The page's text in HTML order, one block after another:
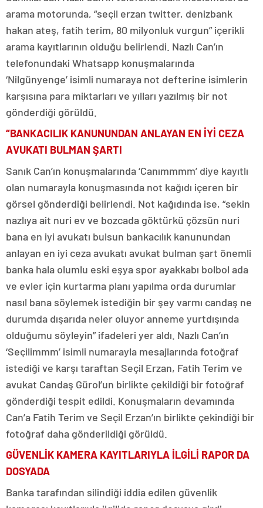
arama motorunda, “seçil erzan twitter, denizbank
hakan ateş, fatih terim, 80 milyonluk vurgun” içerikli
arama kayıtlarının olduğu belirlendi. Nazlı Can’ın
telefonundaki Whatsapp konuşmalarında
‘Nilgünyenge’ isimli numaraya not defterine isimlerin
karşısına para miktarları ve yılları yazılmış bir not
gönderdiği görüldü.
“BANKACILIK KANUNUNDAN ANLAYAN EN İYİ CEZA
AVUKATI BULMAN ŞARTI
Sanık Can’ın konuşmalarında ‘Canımmmm’ diye kayıtlı
olan numarayla konuşmasında not kağıdı içeren bir
görsel gönderdiği belirlendi. Not kağıdında ise, “sekin
nazlıya ait nuri ev ve bozcada göktürkü çözsün nuri
bana en iyi avukatı bulsun bankacılık kanunundan
anlayan en iyi ceza avukatı avukat bulman şart önemli
banka hala olumlu eski eşya spor ayakkabı bolbol ada
ve evler için kurtarma planı yapılma orda durumlar
nasıl bana söylemek istediğin bir şey varmı candaş ne
durumda dışarıda neler oluyor anneme yurtdışında
olduğumu söyleyin” ifadeleri yer aldı. Nazlı Can’ın
‘Seçilimmm’ isimli numarayla mesajlarında fotoğraf
istediği ve karşı taraftan Seçil Erzan, Fatih Terim ve
avukat Candaş Gürol’un birlikte çekildiği bir fotoğraf
gönderdiği tespit edildi. Konuşmaların devamında
Can’a Fatih Terim ve Seçil Erzan’ın birlikte çekindiği bir
fotoğraf daha gönderildiği görüldü.
GÜVENLİK KAMERA KAYITLARIYLA İLGİLİ RAPOR DA
DOSYADA
Banka tarafından silindiği iddia edilen güvenlik